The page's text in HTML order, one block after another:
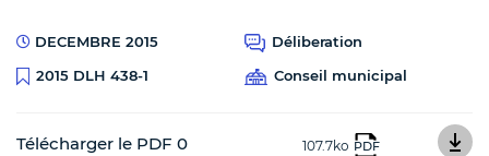
DECEMBRE 2015
Déliberation
2015 DLH 438-1
Conseil municipal
Télécharger le PDF 0 107.7ko PDF